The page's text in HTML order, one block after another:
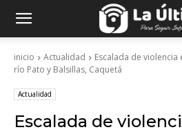
inicio Actualidad
Escalada de violencia
río Pato y Balsillas, Caquetá
Actualidad
Escalada de